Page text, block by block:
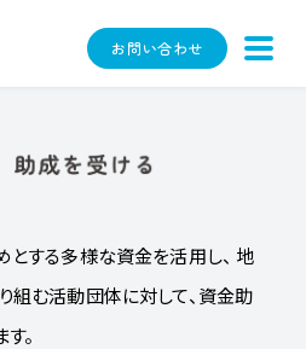
お問い合わせ
する多様な資金を活用し、 地
組む活動団体に対して、資金助
。